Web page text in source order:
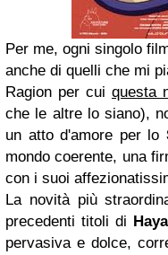
Per me, ogni singolo
anche di quelli che mi
Ragion per cui questa
che le altre lo siano),
un atto d'amore per lo
mondo coerente, una
con i suoi
La novità più
precedenti titoli di
pervasiva e dolce,